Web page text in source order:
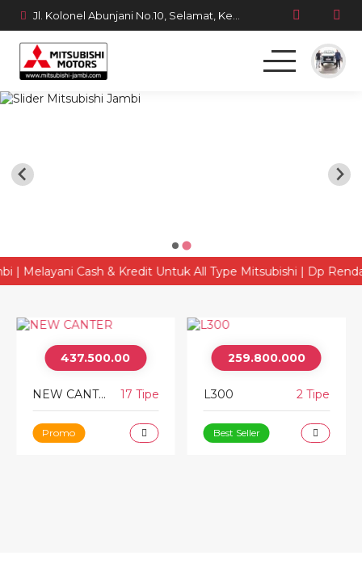
Jl. Kolonel Abunjani No.10, Selamat, Kec. Telanaipura, Kota Jambi, Jambi 36128
Cash & Kredit Untuk All Type Mitsubishi | Dp Rendah
437.500.00
NEW CANTER 17 Tipe
Promo
259.800.000
L300 2 Tipe
Best Seller